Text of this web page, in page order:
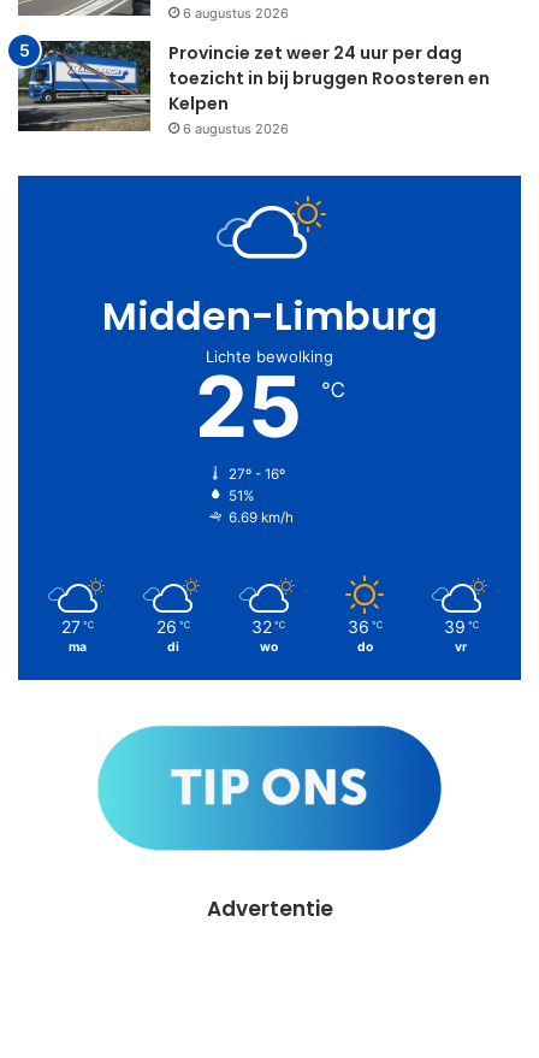
6 augustus 2026
Provincie zet weer 24 uur per dag
toezicht in bij bruggen Roosteren en
Kelpen
6 augustus 2026
Midden-Limburg
Lichte bewolking
25 ℃
27º - 16º
51%
6.69 km/h
27 ℃
ma
26 ℃
di
32 ℃
wo
36 ℃
do
39 ℃
vr
Advertentie